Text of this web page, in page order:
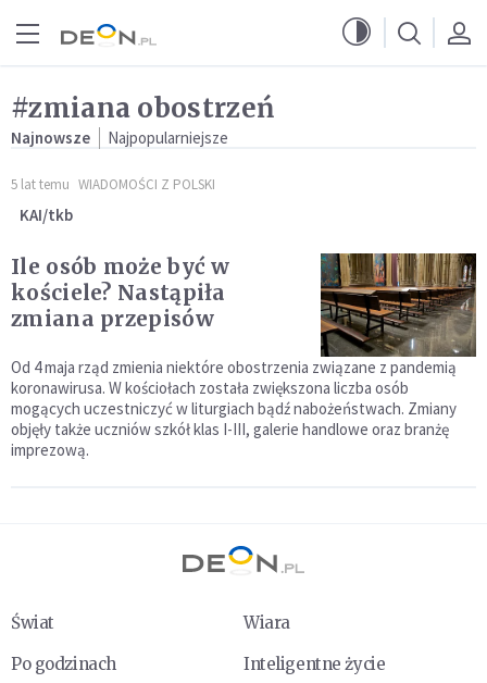
#zmiana obostrzeń
Najnowsze Najpopularniejsze
5 lat temu WIADOMOŚCI Z POLSKI
KAI/tkb
Ile osób może być w
kościele? Nastąpiła
zmiana przepisów
Od 4 maja rząd zmienia niektóre obostrzenia związane z pandemią
koronawirusa. W kościołach została zwiększona liczba osób
mogących uczestniczyć w liturgiach bądź nabożeństwach. Zmiany
objęły także uczniów szkół klas I-III, galerie handlowe oraz branżę
imprezową.
Świat
Wiara
Po godzinach
Inteligentne życie